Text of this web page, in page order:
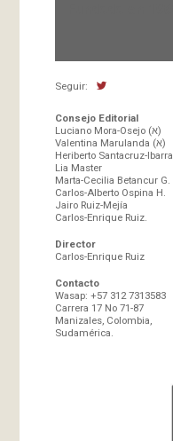
Seguir:
Consejo Editorial
Luciano Mora-Osejo (א)
Valentina Marulanda (א)
Heriberto Santacruz-Ibarra
Lia Master
Marta-Cecilia Betancur G.
Carlos-Alberto Ospina H.
Jairo Ruiz-Mejía
Carlos-Enrique Ruiz.
Director
Carlos-Enrique Ruiz
Contacto
Wasap: +57 312 7313583
Carrera 17 No 71-87
Manizales, Colombia,
Sudamérica.